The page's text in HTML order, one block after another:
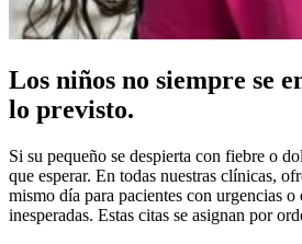
Los niños no siempre se
lo previsto.
Si su pequeño se despierta con fiebre o
que esperar. En todas nuestras clínicas,
mismo día para pacientes con urgencias o
inesperadas. Estas citas se asignan por